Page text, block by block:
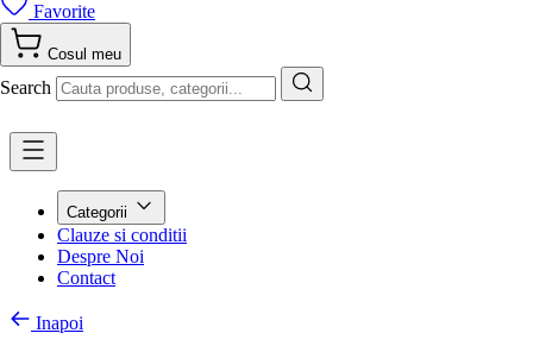
Favorite
Cosul meu
Search
Categorii
Clauze si conditii
Despre Noi
Contact
Inapoi